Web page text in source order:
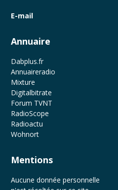
E-mail
Annuaire
Dabplus.fr
Annuaireradio
Mixture
Digitalbitrate
Forum TVNT
RadioScope
Radioactu
Wohnort
Mentions
Aucune donnée personnelle